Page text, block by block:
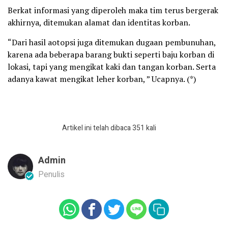
Berkat informasi yang diperoleh maka tim terus bergerak
akhirnya, ditemukan alamat dan identitas korban.
“Dari hasil aotopsi juga ditemukan dugaan pembunuhan,
karena ada beberapa barang bukti seperti baju korban di
lokasi, tapi yang mengikat kaki dan tangan korban. Serta
adanya kawat mengikat leher korban, ” Ucapnya. (*)
Artikel ini telah dibaca 351 kali
Admin
Penulis